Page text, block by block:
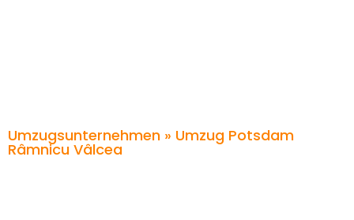
Umzugsunternehmen » Umzug Potsdam
Râmnicu Vâlcea